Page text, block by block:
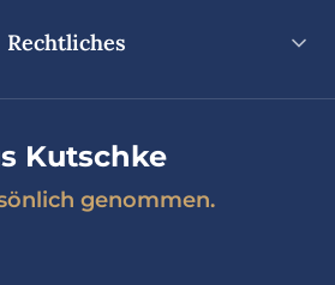
Rechtliches
Kutschke
genommen.